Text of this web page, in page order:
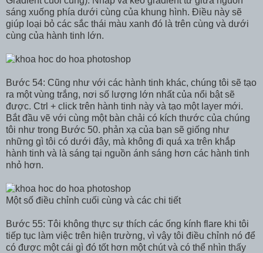
sáng xuống phía dưới cùng của khung hình. Điều này sẽ
giúp loại bỏ các sắc thái màu xanh đó là trên cùng và dưới
cùng của hành tinh lớn.
Bước 54: Cũng như với các hành tinh khác, chúng tôi sẽ tạo
ra một vùng trắng, nơi số lượng lớn nhất của nổi bật sẽ
được. Ctrl + click trên hành tinh này và tạo một layer mới.
Bắt đầu vẽ với cùng một bàn chải có kích thước của chúng
tôi như trong Bước 50. phản xạ của bạn sẽ giống như
những gì tôi có dưới đây, mà không đi quá xa trên khắp
hành tinh và là sáng tại nguồn ánh sáng hơn các hành tinh
nhỏ hơn.
Một số điều chỉnh cuối cùng và các chi tiết
Bước 55: Tôi không thực sự thích các ống kính flare khi tôi
tiếp tục làm việc trên hiện trường, vì vậy tôi điều chỉnh nó để
có được một cái gì đó tốt hơn một chút và có thể nhìn thấy